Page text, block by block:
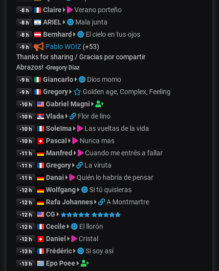
-8 h Claire Verano porteño
-8 h ARIEL Mala junta
-8 h Bernhard El cielo en tus ojos
-9 h Pablo WOIZ(+53)
Thanks for sharing / Gracias por compartir
Abrazos! -Gregory Diaz
-9 h Giancarlo Dios momo
-9 h Gregory Golden age, Complex, Feeling
-10 h Gabriel Magni
-10 h Vlada Flor de lino
-10 h Soleïma Las vueltas de la vida
-10 h Pascal Nunca mas
-11 h Manfred Cuando me entrés a fallar
-11 h Gregory La viruta
-11 h Danai Quién lo habría de pensar
-12 h Wolfgang Si tú quisieras
-12 h Rafa Johannes A Montmartre
-12 h CG
-12 h Cecile El llorón
-12 h Daniel Cristal
-13 h Frédéric Si soy así
-13 h Epo Poee